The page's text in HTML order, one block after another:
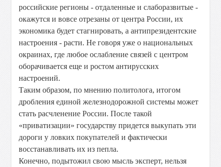
российские регионы - отдаленные и слаборазвитые -
окажутся и вовсе отрезаны от центра России, их
экономика будет стагнировать, а антипрезидентские
настроения - расти. Не говоря уже о национальных
окраинах, где любое ослабление связей с центром
оборачивается еще и ростом антирусских
настроений.
Таким образом, по мнению политолога, итогом
дробления единой железнодорожной системы может
стать расчленение России. После такой
«приватизации» государству придется выкупать эти
дороги у ловких покупателей и фактически
восстанавливать их из пепла.
Конечно, подытожил свою мысль эксперт, нельзя